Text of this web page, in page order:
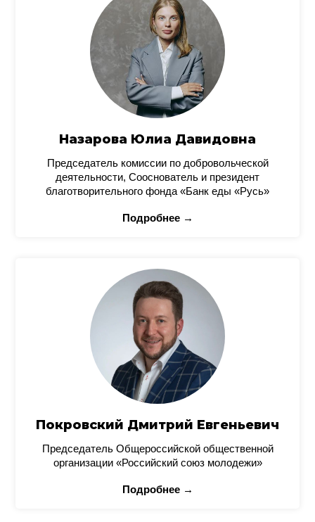
Назарова Юлиа Давидовна
Председатель комиссии по добровольческой
деятельности, Сооснователь и президент
благотворительного фонда «Банк еды «Русь»
Подробнее →
Покровский Дмитрий Евгеньевич
Председатель Общероссийской общественной
организации «Российский союз молодежи»
Подробнее →